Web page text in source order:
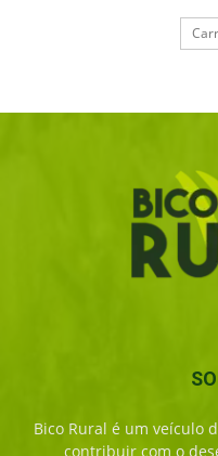
Bico Rural é um veículo
contribuir com o